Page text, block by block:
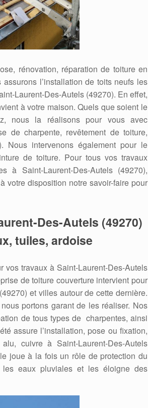
rénovation, réparation de toiture en
l’installation de toits neufs les
Laurent-Des-Autels (49270). En effet,
à votre maison. Quels que soient le
nous la réalisons pour vous avec
de charpente, revêtement de toiture,
Nous intervenons également pour le
de toiture. Pour tous vos travaux
à Saint-Laurent-Des-Autels (49270),
votre disposition notre savoir-faire pour
Des-Autels (49270)
tuiles, ardoise
vos travaux à Saint-Laurent-Des-Autels
de toiture couverture intervient pour
et villes autour de cette dernière.
portons garant de les réaliser. Nos
de tous types de charpentes, ainsi
assure l’installation, pose ou fixation,
cuivre à Saint-Laurent-Des-Autels
joue à la fois un rôle de protection du
eaux pluviales et les éloigne des